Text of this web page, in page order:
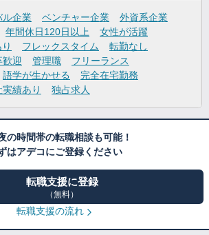
ル企業 ベンチャー企業
外資系企業
年間休日120日以上
女性が活躍
フレックスタイム
転勤なし
歓迎 管理職
フリーランス
語学が生かせる
完全在宅勤務
実績あり 独占求人
の時間帯の転職相談も可能！
はアデコにご登録ください
転職支援に登録
（無料）
転職支援の流れ